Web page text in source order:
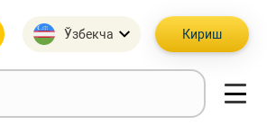
Ўзбекча Кириш